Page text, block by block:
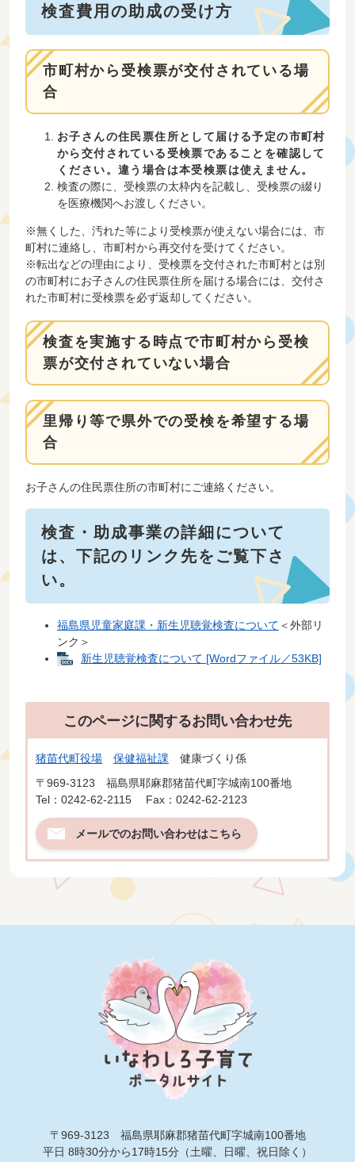
検査費用の助成の受け方
市町村から受検票が交付されている場
合
お子さんの住民票住所として届ける予定の市町村
から交付されている受検票であることを確認して
ください。違う場合は本受検票は使えません。
検査の際に、受検票の太枠内を記載し、受検票の綴り
を医療機関へお渡しください。
※無くした、汚れた等により受検票が使えない場合には、市
町村に連絡し、市町村から再交付を受けてください。
※転出などの理由により、受検票を交付された市町村とは別
の市町村にお子さんの住民票住所を届ける場合には、交付さ
れた市町村に受検票を必ず返却してください。
検査を実施する時点で市町村から受検
票が交付されていない場合
里帰り等で県外での受検を希望する場
合
お子さんの住民票住所の市町村にご連絡ください。
検査・助成事業の詳細について
は、下記のリンク先をご覧下さ
い。
福島県児童家庭課・新生児聴覚検査について ＜外部リ
ンク＞
新生児聴覚検査について [Wordファイル／53KB]
このページに関するお問い合わせ先
猪苗代町役場 保健福祉課
健康づくり係
〒969-3123
福島県耶麻郡猪苗代町字城南100番地
Tel：0242-62-2115
Fax：0242-62-2123
メールでのお問い合わせはこちら
〒969-3123 福島県耶麻郡猪苗代町字城南100番地
平日 8時30分から17時15分（土曜、日曜、祝日除く）